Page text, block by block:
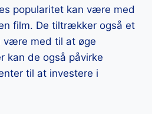
popularitet kan være med
film. De tiltrækker også et
være med til at øge
kan de også påvirke
til at investere i